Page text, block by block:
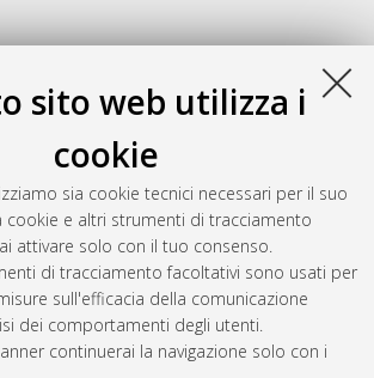
sito web utilizza i
cookie
sia cookie tecnici necessari per il suo
cookie e altri strumenti di tracciamento
attivare solo con il tuo consenso.
di tracciamento facoltativi sono usati per
sull'efficacia della comunicazione
dei comportamenti degli utenti.
continuerai la navigazione solo con i
Analysis of offshore soils and
deployment in the Italian seas in
depths, [Dissertation thesis], Alma Mater
di Bologna. Dottorato di ricerca in
ambientale e dei materiali, 37 Ciclo.
generata il Wed Aug 5 20:46:29 2026